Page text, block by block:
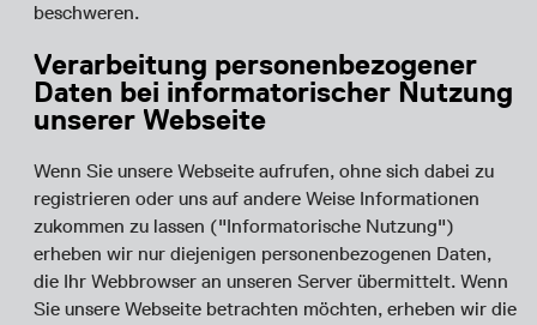
beschweren.
Verarbeitung personenbezogener
Daten bei informatorischer Nutzung
unserer Webseite
Wenn Sie unsere Webseite aufrufen, ohne sich dabei zu
registrieren oder uns auf andere Weise Informationen
zukommen zu lassen ("Informatorische Nutzung")
erheben wir nur diejenigen personenbezogenen Daten,
die Ihr Webbrowser an unseren Server übermittelt. Wenn
Sie unsere Webseite betrachten möchten, erheben wir die